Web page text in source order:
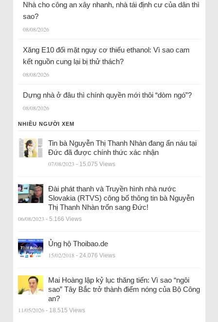
Nhà cho công an xây nhanh, nhà tái định cư của dân thì
sao?
08/08/2026
Xăng E10 đối mặt nguy cơ thiếu ethanol: Vì sao cam
kết nguồn cung lại bị thử thách?
08/08/2026
Dựng nhà ở đâu thì chính quyền mới thôi “dòm ngó”?
08/08/2026
NHIỀU NGƯỜI XEM
Tin bà Nguyễn Thị Thanh Nhàn đang ẩn náu tại
Đức đã được chính thức xác nhận
07/08/2023 - 15.075 Views
Đài phát thanh và Truyền hình nhà nước
Slovakia (RTVS) công bố thông tin bà Nguyễn
Thị Thanh Nhàn trốn sang Đức!
06/08/2023 - 5.166 Views
Ủng hộ Thoibao.de
15/02/2018 - 24.076 Views
Mai Hoàng lập kỷ lục thăng tiến: Vì sao “ngôi
sao” Tây Bắc trở thành điểm nóng của Bộ Công
an?
11/05/2026 - 18.515 Views